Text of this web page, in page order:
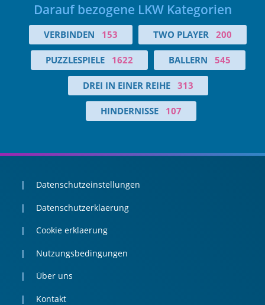
Darauf bezogene LKW Kategorien
VERBINDEN 153 TWO PLAYER 200
PUZZLESPIELE 1622 BALLERN 545
DREI IN EINER REIHE 313
HINDERNISSE 107
Datenschutzeinstellungen
Datenschutzerklaerung
Cookie erklaerung
Nutzungsbedingungen
Über uns
Kontakt